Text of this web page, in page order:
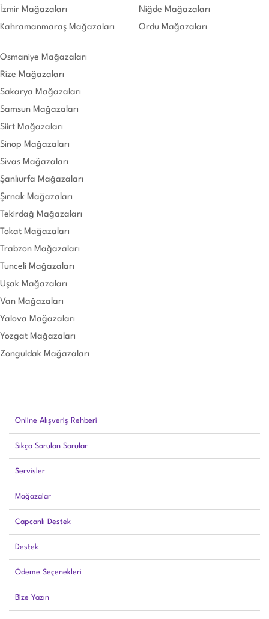
Online Alışveriş Rehberi
Sıkça Sorulan Sorular
Servisler
Mağazalar
Capcanlı Destek
Destek
Ödeme Seçenekleri
Bize Yazın
İzmir Mağazaları
Kahramanmaraş Mağazaları
Niğde Mağazaları
Ordu Mağazaları
Osmaniye Mağazaları
Rize Mağazaları
Sakarya Mağazaları
Samsun Mağazaları
Siirt Mağazaları
Sinop Mağazaları
Sivas Mağazaları
Şanlıurfa Mağazaları
Şırnak Mağazaları
Tekirdağ Mağazaları
Tokat Mağazaları
Trabzon Mağazaları
Tunceli Mağazaları
Uşak Mağazaları
Van Mağazaları
Yalova Mağazaları
Yozgat Mağazaları
Zonguldak Mağazaları